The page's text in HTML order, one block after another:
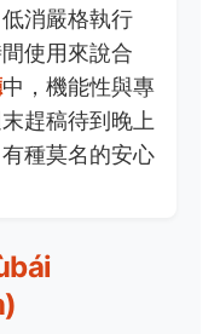
消嚴格執行
使用來說合
中，機能性與專
趕稿待到晚上
種莫名的安心